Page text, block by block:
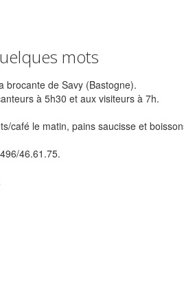
mots
brocante de Savy (Bastogne).
à 5h30 et aux visiteurs à 7h.
café le matin, pains saucisse et
46.61.75.